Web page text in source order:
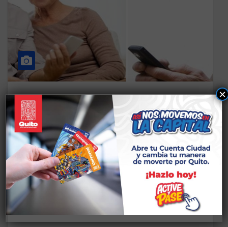
CS TECNOLOGÍA Y COMPUTACIÓN
MANEJO Y USO DE
CELULAR/TECNOLOGÍA Y
COMPUTACIÓN/NIVEL II
31 DE AGOSTO DE 2025
CASA SOMOS CHIRIYACU Descripción: Taller
para adultos y adultos mayores sobre cómo utilizar
de manera efectiva y segura su teléfono…
×